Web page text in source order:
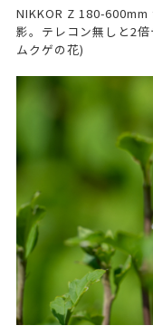
NIKKOR Z 180-
影。テレコン無しと2
ムクゲの花)